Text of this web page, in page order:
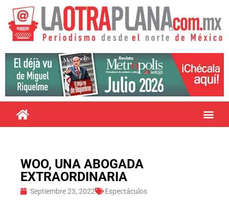
WOO, UNA ABOGADA
EXTRAORDINARIA
Septiembre 23, 2022 Espectáculos